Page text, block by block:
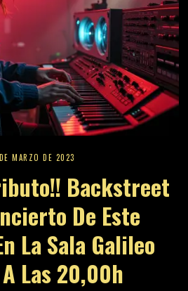
MARZO DE 2023
Backstreet
De Este
La Sala Galileo
Las 20,00h